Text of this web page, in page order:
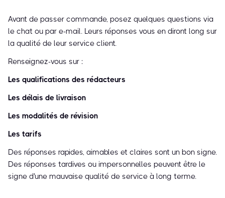
Avant de passer commande, posez quelques questions via
le chat ou par e-mail. Leurs réponses vous en diront long sur
la qualité de leur service client.
Renseignez-vous sur :
Les qualifications des rédacteurs
Les délais de livraison
Les modalités de révision
Les tarifs
Des réponses rapides, aimables et claires sont un bon signe.
Des réponses tardives ou impersonnelles peuvent être le
signe d'une mauvaise qualité de service à long terme.